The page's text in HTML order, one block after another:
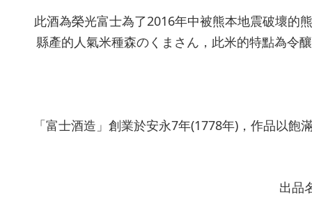
此酒為榮光富士為了2016年中被熊本地震破壞的
縣產的人氣米種森のくまさん，此米的特點為令
「富士酒造」創業於安永7年(1778年)，作品以
出品